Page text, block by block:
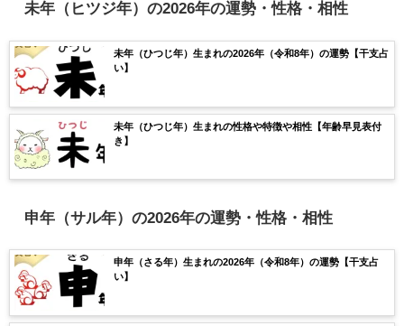
未年（ヒツジ年）の2026年の運勢・性格・相性
未年（ひつじ年）生まれの2026年（令和8年）の運勢【干支占
い】
未年（ひつじ年）生まれの性格や特徴や相性【年齢早見表付
き】
申年（サル年）の2026年の運勢・性格・相性
申年（さる年）生まれの2026年（令和8年）の運勢【干支占
い】